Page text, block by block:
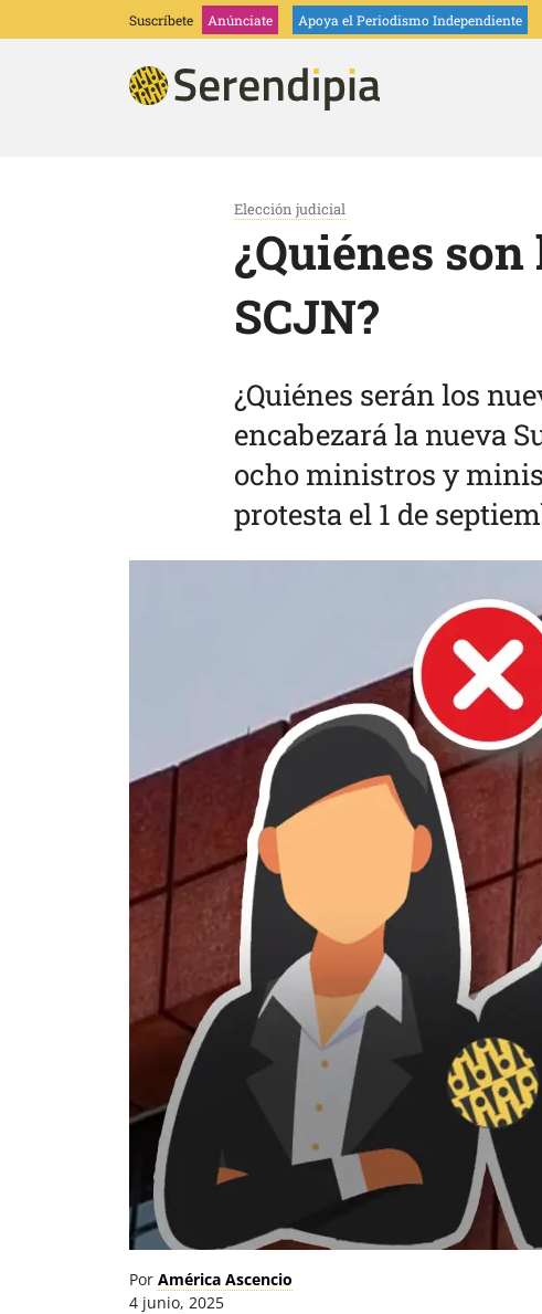
Suscríbete Anúnciate Apoya el Periodismo Independiente
Elección judicial
¿Quiénes
SCJN?
¿Quiénes serán los
encabezará la nueva
ocho ministros y
protesta el 1 de
Por América Ascencio
4 junio, 2025